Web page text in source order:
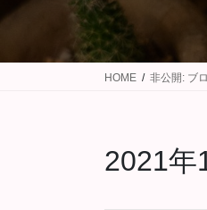
動
HOME 非公開: ブ
2021年